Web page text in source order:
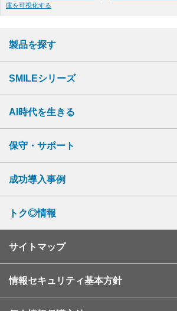
庫を可視化する
製品を探す
SMILEシリーズ
AI時代を生きる
保守・サポート
成功導入事例
トク◎情報
サイトマップ
情報セキュリティ基本方針